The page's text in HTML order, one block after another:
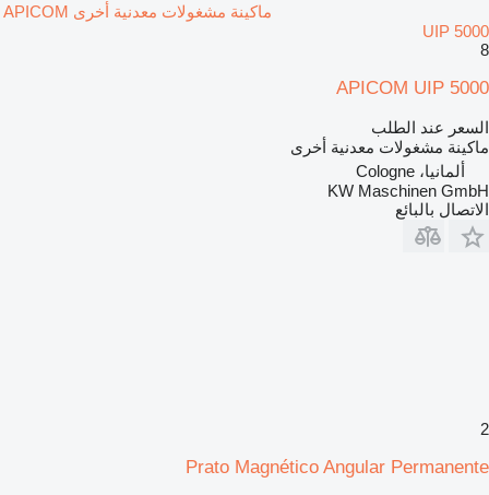
ماكينة مشغولات معدنية أخرى APICOM
UIP 5000
8
APICOM UIP 5000
السعر عند الطلب
ماكينة مشغولات معدنية أخرى
ألمانيا، Cologne
KW Maschinen GmbH
الاتصال بالبائع
2
Prato Magnético Angular Permanente